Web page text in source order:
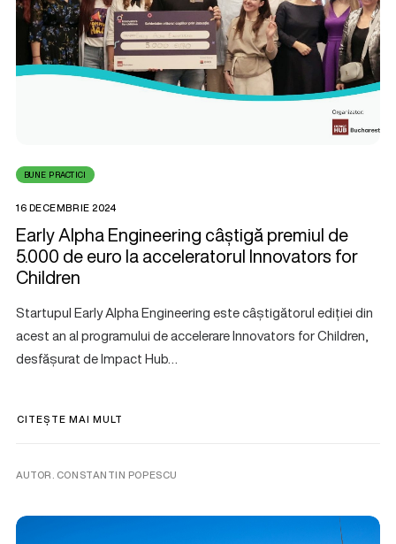
BUNE PRACTICI
16 DECEMBRIE 2024
Early Alpha Engineering câștigă premiul de
5.000 de euro la acceleratorul Innovators for
Children
Startupul Early Alpha Engineering este câștigătorul ediției din
acest an al programului de accelerare Innovators for Children,
desfășurat de Impact Hub…
CITEȘTE MAI MULT
AUTOR. CONSTANTIN POPESCU